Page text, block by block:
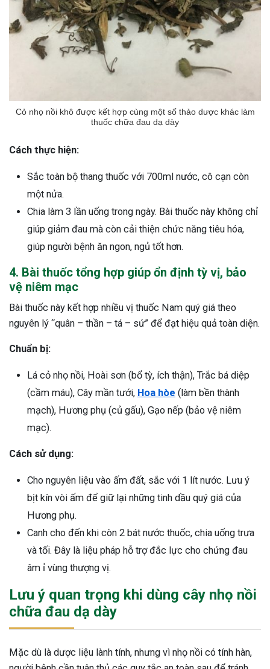
Cỏ nhọ nồi khô được kết hợp cùng một số thảo dược khác làm
thuốc chữa đau dạ dày
Cách thực hiện:
Sắc toàn bộ thang thuốc với 700ml nước, cô cạn còn
một nửa.
Chia làm 3 lần uống trong ngày. Bài thuốc này không chỉ
giúp giảm đau mà còn cải thiện chức năng tiêu hóa,
giúp người bệnh ăn ngon, ngủ tốt hơn.
4. Bài thuốc tổng hợp giúp ổn định tỳ vị, bảo
vệ niêm mạc
Bài thuốc này kết hợp nhiều vị thuốc Nam quý giá theo
nguyên lý “quân – thần – tá – sứ” để đạt hiệu quả toàn diện.
Chuẩn bị:
Lá cỏ nhọ nồi, Hoài sơn (bổ tỳ, ích thận), Trắc bá diệp
(cầm máu), Cây mần tưới, Hoa hòe (làm bền thành
mạch), Hương phụ (củ gấu), Gạo nếp (bảo vệ niêm
mạc).
Cách sử dụng:
Cho nguyên liệu vào ấm đất, sắc với 1 lít nước. Lưu ý
bịt kín vòi ấm để giữ lại những tinh dầu quý giá của
Hương phụ.
Canh cho đến khi còn 2 bát nước thuốc, chia uống trưa
và tối. Đây là liệu pháp hỗ trợ đắc lực cho chứng đau
âm ỉ vùng thượng vị.
Lưu ý quan trọng khi dùng cây nhọ nồi
chữa đau dạ dày
Mặc dù là dược liệu lành tính, nhưng vì nhọ nồi có tính hàn,